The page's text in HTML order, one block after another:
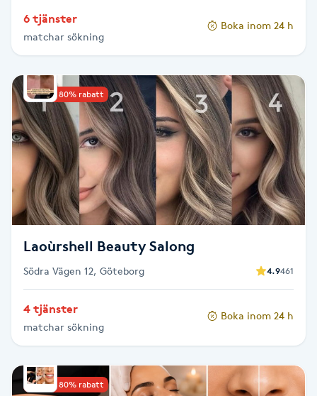
Gua Sha-massage
Headspa
Healing
Herrklippning
HIFU
Hollywood Peel
Hot Stone Massage
Hot yoga
Hudföryngring
6 tjänster
matchar sökning
Boka inom 24 h
Upp till 80% rabatt
Laoùrshell Beauty Salong
Södra Vägen 12, Göteborg 4.9461
4 tjänster
matchar sökning
Boka inom 24 h
Upp till 80% rabatt